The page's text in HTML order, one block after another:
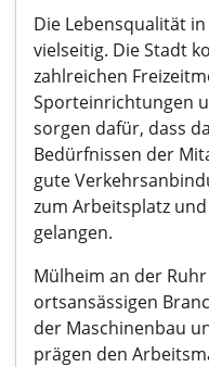
Die Lebensqualität
vielseitig. Die Stadt
zahlreichen
Sporteinrichtungen
sorgen dafür, dass
Bedürfnissen der
gute
zum Arbeitsplatz
gelangen.
Mülheim an der
ortsansässigen
der Maschinenbau
prägen den